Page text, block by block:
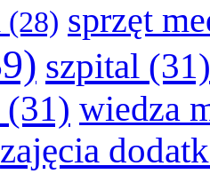
(28) sprzęt
szpital (31)
(31) wiedza
zajęcia